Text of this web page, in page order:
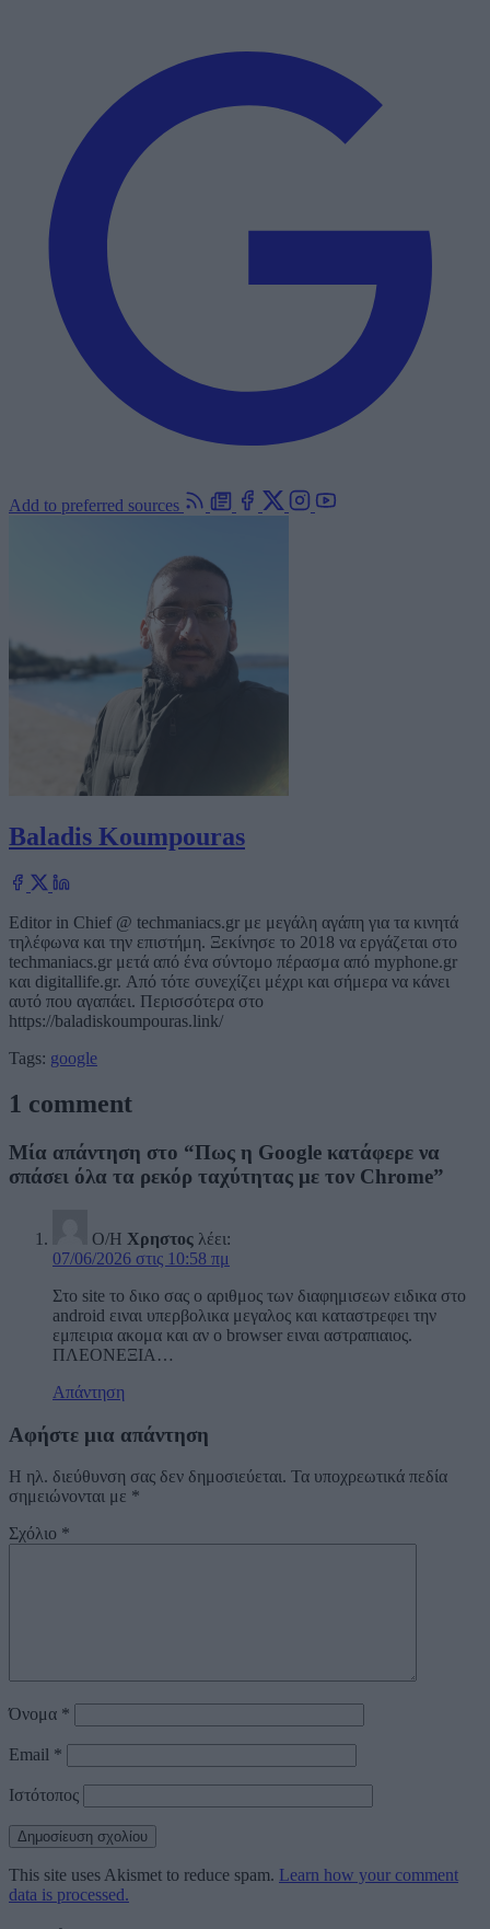
Add to preferred sources
Baladis Koumpouras
Editor in Chief @ techmaniacs.gr με μεγάλη αγάπη για τα κινητά
τηλέφωνα και την επιστήμη. Ξεκίνησε το 2018 να εργάζεται στο
techmaniacs.gr μετά από ένα σύντομο πέρασμα από myphone.gr
και digitallife.gr. Από τότε συνεχίζει μέχρι και σήμερα να κάνει
αυτό που αγαπάει. Περισσότερα στο
https://baladiskoumpouras.link/
Tags: google
1 comment
Μία απάντηση στο “Πως η Google κατάφερε να
σπάσει όλα τα ρεκόρ ταχύτητας με τον Chrome”
Ο/Η Χρηστος λέει:
07/06/2026 στις 10:58 πμ
Στο site το δικο σας ο αριθμος των διαφημισεων ειδικα στο
android ειναι υπερβολικα μεγαλος και καταστρεφει την
εμπειρια ακομα και αν ο browser ειναι αστραπιαιος.
ΠΛΕΟΝΕΞΙΑ…
Απάντηση
Αφήστε μια απάντηση
Η ηλ. διεύθυνση σας δεν δημοσιεύεται. Τα υποχρεωτικά πεδία
σημειώνονται με *
Σχόλιο *
Όνομα *
Email *
Ιστότοπος
This site uses Akismet to reduce spam. Learn how your comment
data is processed.